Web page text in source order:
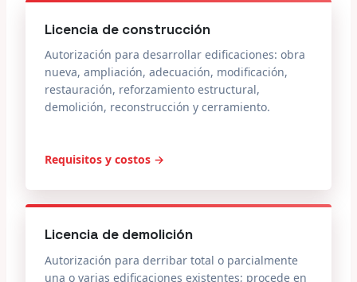
Licencia de construcción
Autorización para desarrollar edificaciones: obra
nueva, ampliación, adecuación, modificación,
restauración, reforzamiento estructural,
demolición, reconstrucción y cerramiento.
Requisitos y costos →
Licencia de demolición
Autorización para derribar total o parcialmente
una o varias edificaciones existentes; procede en